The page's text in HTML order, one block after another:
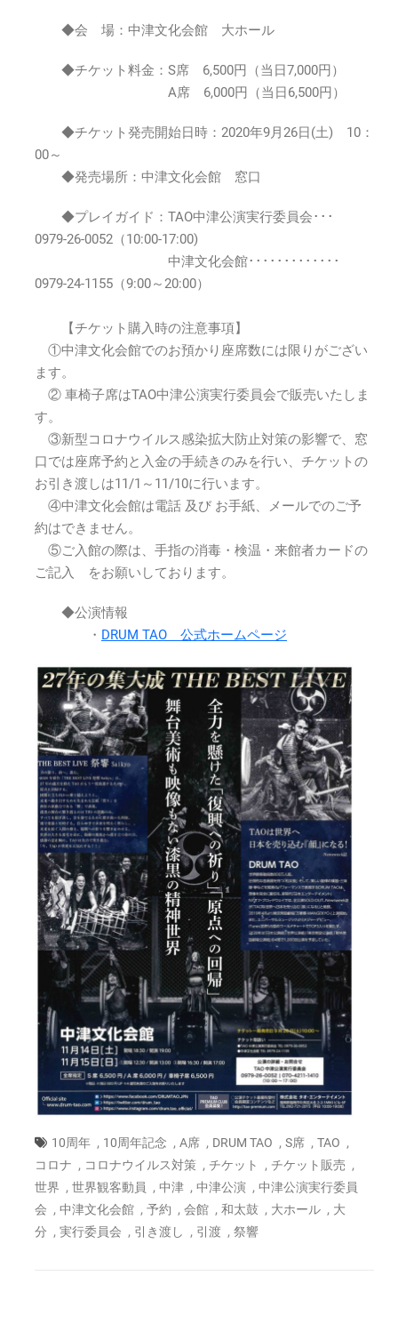
◆会 場：中津文化会館 大ホール
◆チケット料金：S席 6,500円（当日7,000円）
A席 6,000円（当日6,500円）
◆チケット発売開始日時：2020年9月26日(土) 10：
00～
◆発売場所：中津文化会館 窓口
◆プレイガイド：TAO中津公演実行委員会･･･
0979-26-0052（10:00-17:00)
中津文化会館･････････････
0979-24-1155（9:00～20:00）
【チケット購入時の注意事項】
①中津文化会館でのお預かり座席数には限りがござい
ます。
② 車椅子席はTAO中津公演実行委員会で販売いたしま
す。
③新型コロナウイルス感染拡大防止対策の影響で、窓
口では座席予約と入金の手続きのみを行い、チケットの
お引き渡しは11/1～11/10に行います。
④中津文化会館は電話 及び お手紙、メールでのご予
約はできません。
⑤ご入館の際は、手指の消毒・検温・来館者カードの
ご記入 をお願いしております。
◆公演情報
・ DRUM TAO 公式ホームページ
10周年 , 10周年記念 , A席 , DRUM TAO , S席 , TAO ,
コロナ , コロナウイルス対策 , チケット , チケット販売 ,
世界 , 世界観客動員 , 中津 , 中津公演 , 中津公演実行委員
会 , 中津文化会館 , 予約 , 会館 , 和太鼓 , 大ホール , 大
分 , 実行委員会 , 引き渡し , 引渡 , 祭響